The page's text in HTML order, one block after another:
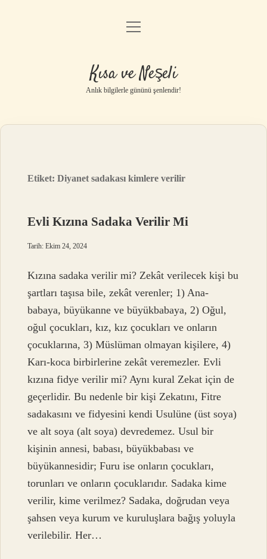
Anasayfa
Yasal Uyarı
menüyü
Kısa ve Neşeli
Anlık bilgilerle gününü şenlendir!
Etiket:Diyanet sadakası kimlere verilir
Evli Kızına Sadaka Verilir Mi
Tarih: Ekim 24, 2024
Kızına sadaka verilir mi? Zekât verilecek kişi bu
şartları taşısa bile, zekât verenler; 1) Ana-
babaya, büyükanne ve büyükbabaya, 2) Oğul,
oğul çocukları, kız, kız çocukları ve onların
çocuklarına, 3) Müslüman olmayan kişilere, 4)
Karı-koca birbirlerine zekât veremezler. Evli
kızına fidye verilir mi? Aynı kural Zekat için de
geçerlidir. Bu nedenle bir kişi Zekatını, Fitre
sadakasını ve fidyesini kendi Usulüne (üst soya)
ve alt soya (alt soya) devredemez. Usul bir
kişinin annesi, babası, büyükbabası ve
büyükannesidir; Furu ise onların çocukları,
torunları ve onların çocuklarıdır. Sadaka kime
verilir, kime verilmez? Sadaka, doğrudan veya
şahsen veya kurum ve kuruluşlara bağış yoluyla
verilebilir. Her…